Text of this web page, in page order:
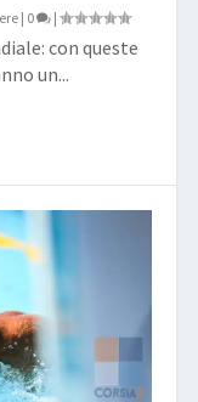
| 0 |
con queste
un...